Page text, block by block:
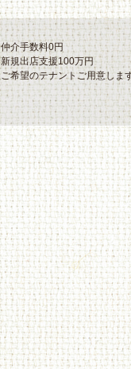
仲介手数料0円
新規出店支援100万円
ご希望のテナントご用意しま